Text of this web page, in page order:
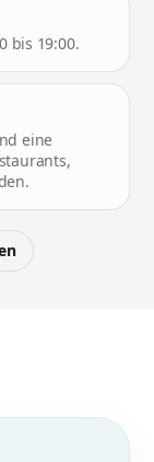
bis 19:00.
eine